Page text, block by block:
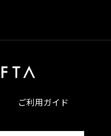
ご利用ガイド